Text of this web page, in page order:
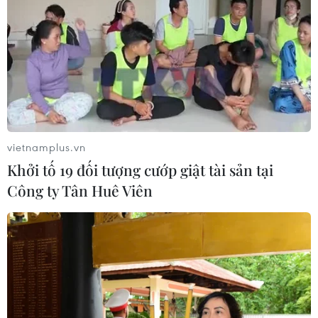
Ngân hàng Trung ương Trung Quốc
mua thêm 20 tấn vàng trong tháng 7
07/08/2026 15:21
Chuyên gia quốc tế đánh giá tích cực
về tiền đồng của Việt Nam
07/08/2026 12:46
Phép thử sức chống chịu của kinh tế
ASEAN
07/08/2026 12:35
vietnamplus.vn
Khởi tố 19 đối tượng cướp giật tài sản tại
Công ty Tân Huê Viên